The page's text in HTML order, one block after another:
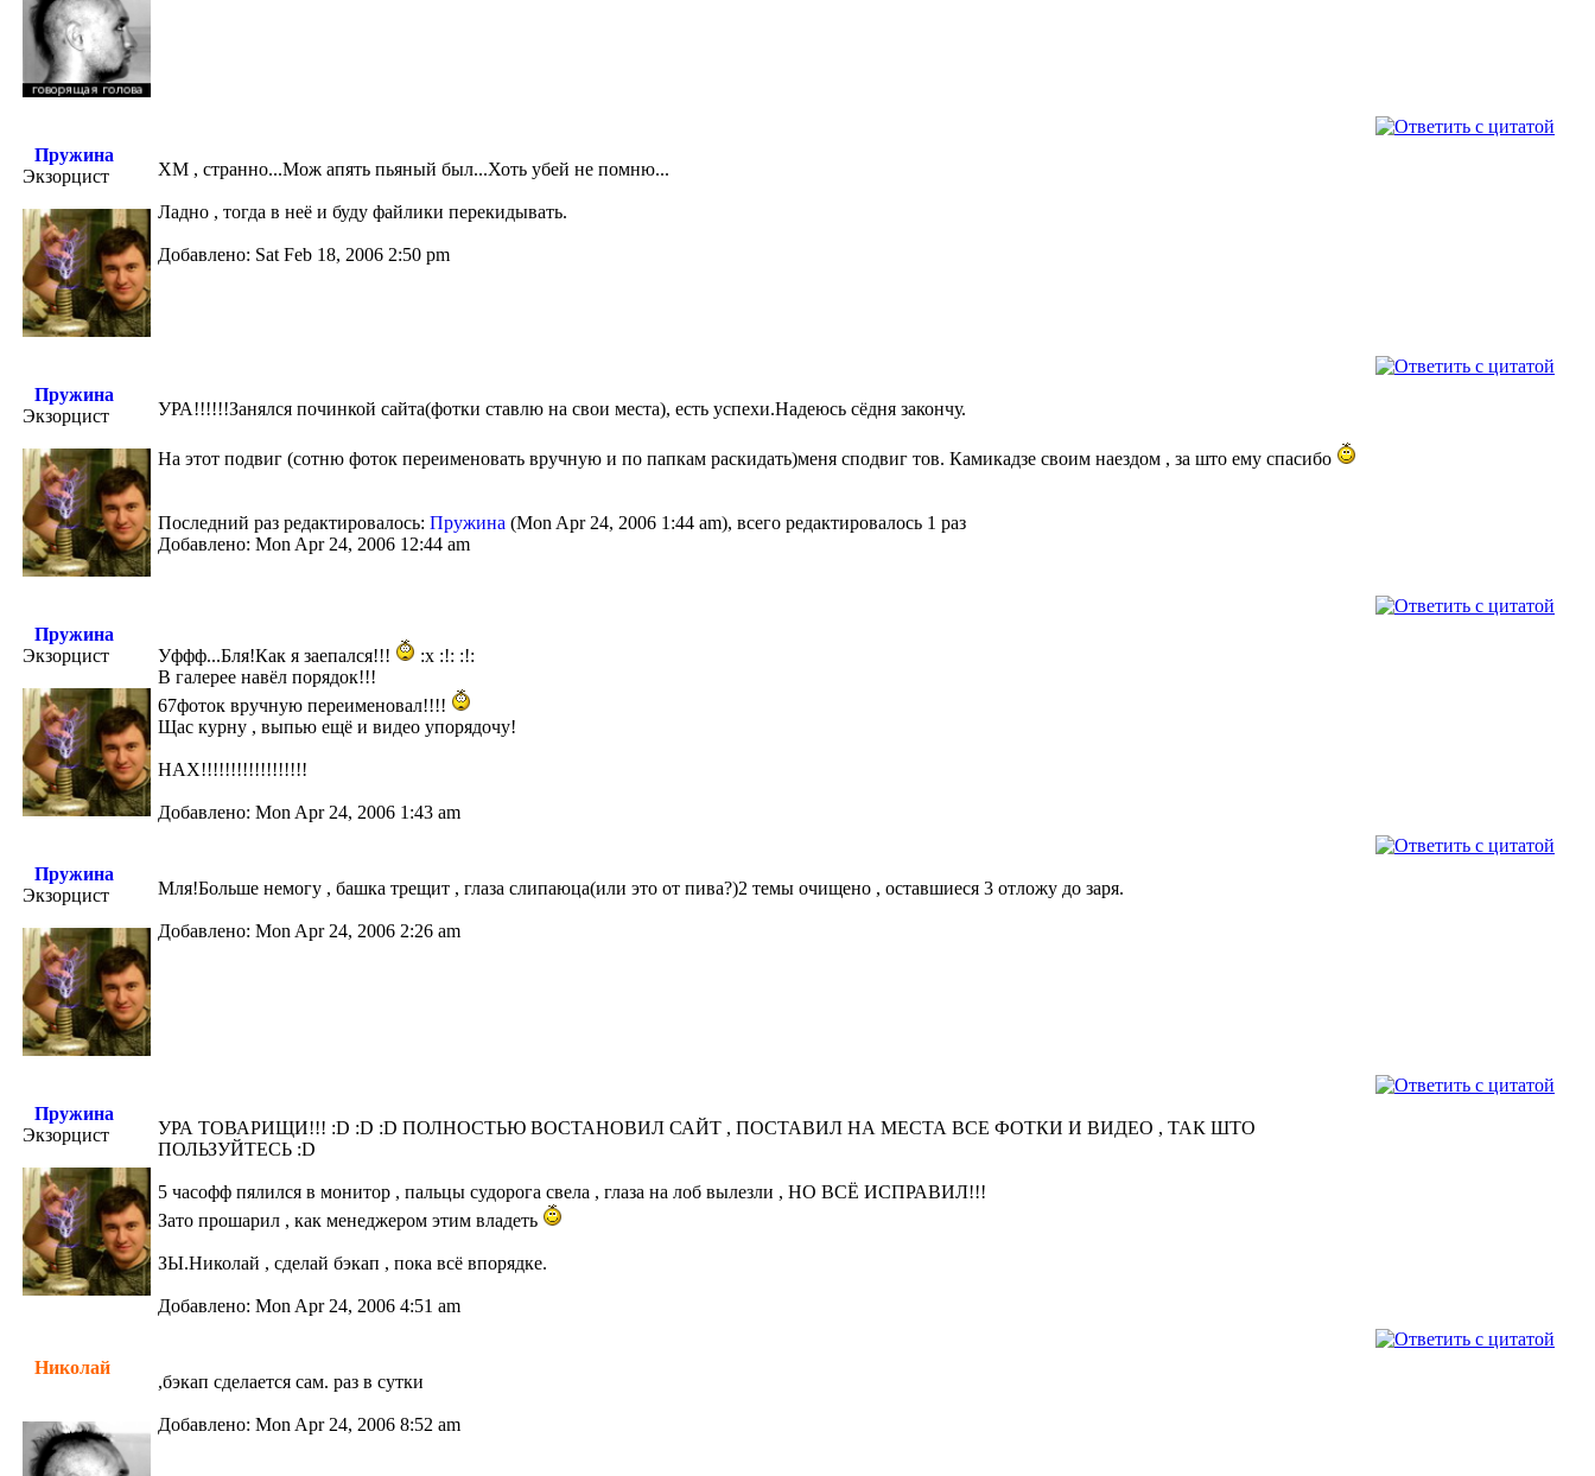
Пружина
Экзорцист
ХМ , странно...Мож апять пьяный был...Хоть убей не помню...
Ладно , тогда в неё и буду файлики перекидывать.
Добавлено: Sat Feb 18, 2006 2:50 pm
Пружина
Экзорцист
УРА!!!!!!Занялся починкой сайта(фотки ставлю на свои места), есть успехи.Надеюсь сёдня закончу.
На этот подвиг (сотню фоток переименовать вручную и по папкам раскидать)меня сподвиг тов. Камикадзе своим наездом , за што ему спасибо
Последний раз редактировалось: Пружина (Mon Apr 24, 2006 1:44 am), всего редактировалось 1 раз
Добавлено: Mon Apr 24, 2006 12:44 am
Пружина
Экзорцист
Уффф...Бля!Как я заепался!!!
:x :!: :!:
В галерее навёл порядок!!!
67фоток вручную переименовал!!!!
Щас курну , выпью ещё и видео упорядочу!
НАХ!!!!!!!!!!!!!!!!!!
Добавлено: Mon Apr 24, 2006 1:43 am
Пружина
Экзорцист
Мля!Больше немогу , башка трещит , глаза слипаюца(или это от пива?)2 темы очищено , оставшиеся 3 отложу до заря.
Добавлено: Mon Apr 24, 2006 2:26 am
Пружина
Экзорцист
УРА ТОВАРИЩИ!!! :D :D :D ПОЛНОСТЬЮ ВОСТАНОВИЛ САЙТ , ПОСТАВИЛ НА МЕСТА ВСЕ ФОТКИ И ВИДЕО , ТАК ШТО
ПОЛЬЗУЙТЕСЬ :D
5 часофф пялился в монитор , пальцы судорога свела , глаза на лоб вылезли , НО ВСЁ ИСПРАВИЛ!!!
Зато прошарил , как менеджером этим владеть
ЗЫ.Николай , сделай бэкап , пока всё впорядке.
Добавлено: Mon Apr 24, 2006 4:51 am
Николай
,бэкап сделается сам. раз в сутки
Добавлено: Mon Apr 24, 2006 8:52 am